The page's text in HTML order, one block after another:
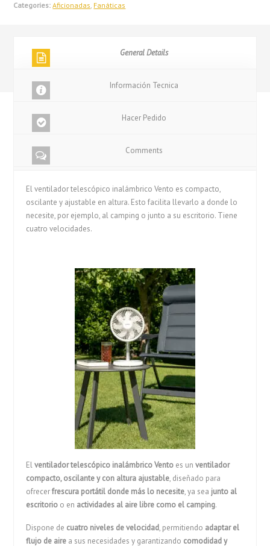
Categories: Aficionadas, Fanáticas
General Details
Información Tecnica
Hacer Pedido
Comments
El ventilador telescópico inalámbrico Vento es compacto,
oscilante y ajustable en altura. Esto facilita llevarlo a donde lo
necesite, por ejemplo, al camping o junto a su escritorio. Tiene
cuatro velocidades.
Elventilador telescópico inalámbrico Vento es unventilador
compacto, oscilante y con altura ajustable, diseñado para
ofrecerfrescura portátil donde más lo necesite, ya sea junto al
escritorio o en actividades al aire libre como el camping.
Dispone de cuatro niveles de velocidad, permitiendo adaptar el
flujo de aire a sus necesidades y garantizando comodidad y